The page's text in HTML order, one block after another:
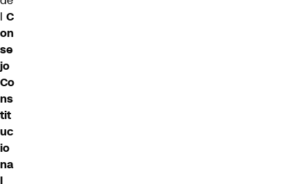
l C
on
se
jo
Co
ns
tit
uc
io
na
l